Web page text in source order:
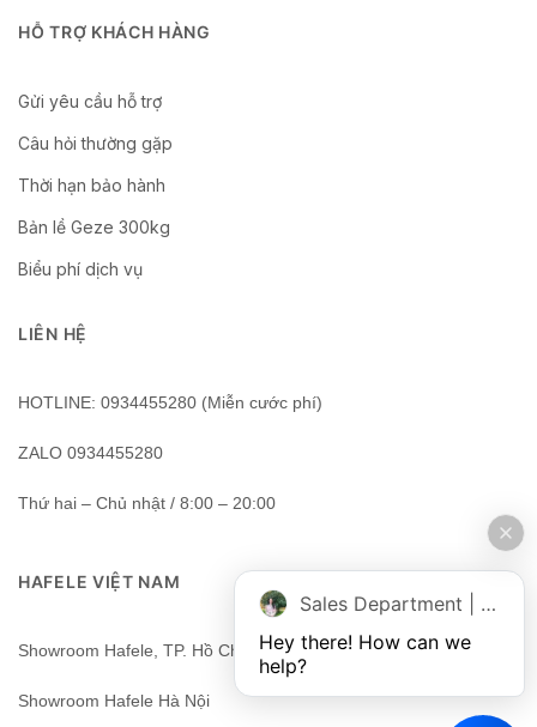
HỖ TRỢ KHÁCH HÀNG
Gửi yêu cầu hỗ trợ
Câu hỏi thường gặp
Thời hạn bảo hành
Bản lề Geze 300kg
Biểu phí dịch vụ
LIÊN HỆ
HOTLINE: 0934455280 (Miễn cước phí)
ZALO 0934455280
Thứ hai – Chủ nhật / 8:00 – 20:00
HAFELE VIỆT NAM
Showroom Hafele, TP. Hồ Chí Minh, Việt Nam
Showroom Hafele Hà Nội
Sales Department | Chat online
Hey there! How can we
help?